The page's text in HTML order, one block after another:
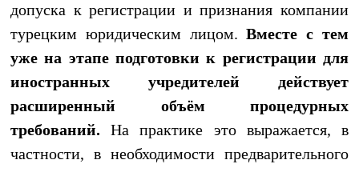
допуска к регистрации и признания компании
турецким юридическим лицом.Вместе с тем
уже на этапе подготовки к регистрации для
иностранных учредителей действует
расширенный объём процедурных
требований. На практике это выражается, в
частности, в необходимости предварительного